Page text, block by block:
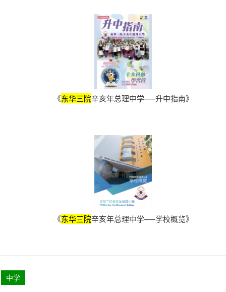
《东华三院辛亥年总理中学──升中指南》
《东华三院辛亥年总理中学──学校概览》
中学